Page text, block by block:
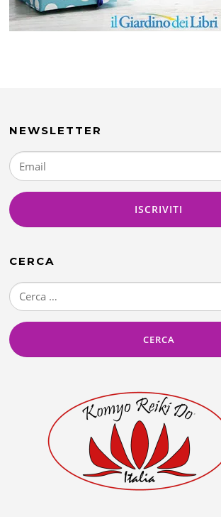
NEWSLETTER
CERCA
Ricerca
per: